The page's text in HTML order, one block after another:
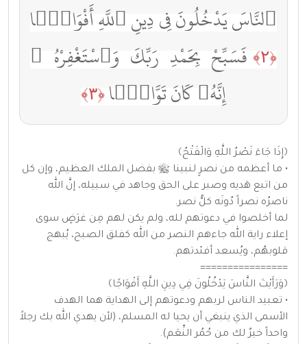
ٱلنَّاسَ يَدْخُلُونَ فِى دِينِ ٱللَّهِ أَفْوَاجًۭا
﴿٢﴾
فَسَبِّحْ بِحَمْدِ رَبِّكَ وَٱسْتَغْفِرْهُ ۚ
إِنَّهُۥ كَانَ تَوَّابًۢا ﴿٣﴾
﴿إِذَا جَاءَ نَصْرُ اللَّهِ وَالْفَتْحُ﴾
• ما أعظمه من نصرٍ لنبينا ﷺ بفضل الملك العظيم، وإن كل
من اتبع هَديه وصبر على الحق وجاهد في سبيله، إنَّ الله
ناصرُه نصراً دُونَه كلُّ نصر.
لما أخلصوا في دعوتهم لله، ولم يكن لهم مِن غرَضٍ سوى
إعلاء راية الله جاءهم النصر من الله كفلق الصبح، يُبهج
قلوبهُم، ويُسعد أفئدتهم.
================
﴿وَرَأَيْتَ النَّاسَ يَدْخُلُونَ فِي دِينِ اللَّهِ أَفْوَاجًا﴾
• تعبيد الناس لربهم ودعوتهم إلى الهداية هما الهدف
الأسمى الذي ينبغي أن يحيا له المسلم، (لأن يهدي الله بك رجلاً
واحداً خيرٌ لك من حُمُر النِّعَم).